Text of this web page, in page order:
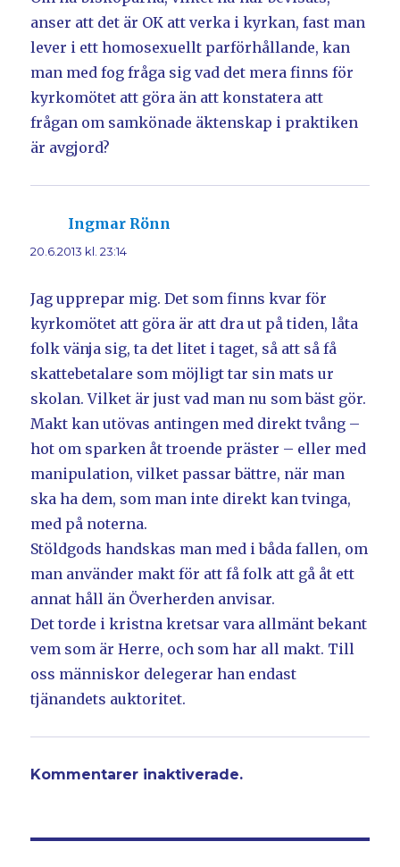
anser att det är OK att verka i kyrkan, fast man
lever i ett homosexuellt parförhållande, kan
man med fog fråga sig vad det mera finns för
kyrkomötet att göra än att konstatera att
frågan om samkönade äktenskap i praktiken
är avgjord?
Ingmar Rönn
20.6.2013 kl. 23:14
Jag upprepar mig. Det som finns kvar för
kyrkomötet att göra är att dra ut på tiden, låta
folk vänja sig, ta det litet i taget, så att så få
skattebetalare som möjligt tar sin mats ur
skolan. Vilket är just vad man nu som bäst gör.
Makt kan utövas antingen med direkt tvång –
hot om sparken åt troende präster – eller med
manipulation, vilket passar bättre, när man
ska ha dem, som man inte direkt kan tvinga,
med på noterna.
Stöldgods handskas man med i båda fallen, om
man använder makt för att få folk att gå åt ett
annat håll än Överherden anvisar.
Det torde i kristna kretsar vara allmänt bekant
vem som är Herre, och som har all makt. Till
oss människor delegerar han endast
tjänandets auktoritet.
Kommentarer inaktiverade.